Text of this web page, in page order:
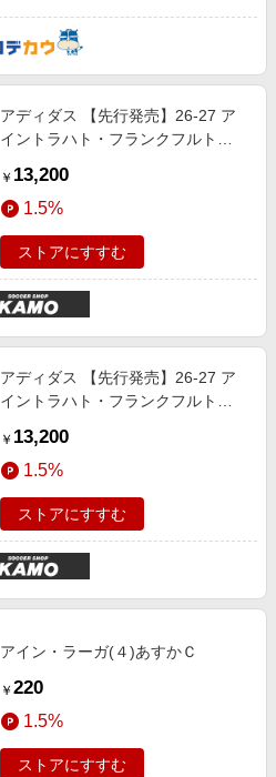
アディダス 【先行発売】26-27 ア
イントラハト・フランクフルト
カー
￥ 13,200
1.5%
ストアにすすむ
アディダス 【先行発売】26-27 ア
イントラハト・フランクフルト
ッカー
￥ 13,200
1.5%
ストアにすすむ
アイン・ラーガ(４)あすかＣ
￥ 220
1.5%
ストアにすすむ